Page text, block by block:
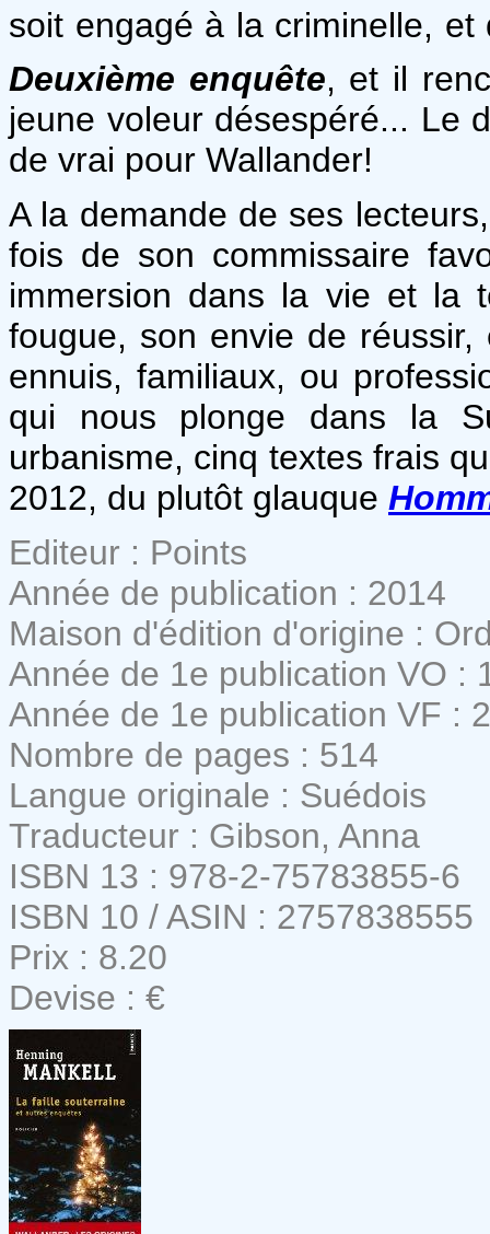
soit engagé à la criminelle, et
Deuxième enquête, et il
jeune voleur désespéré... Le
de vrai pour Wallander!
A la demande de ses
fois de son commissaire
immersion dans la vie et la
fougue, son envie de
ennuis, familiaux, ou
qui nous plonge dans la
urbanisme, cinq textes frais
2012, du plutôt glauque
Editeur : Points
Année de publication : 2014
Maison d'édition d'origine :
Année de 1e publication VO :
Année de 1e publication VF :
Nombre de pages : 514
Langue originale : Suédois
Traducteur : Gibson, Anna
ISBN 13 : 978-2-75783855-6
ISBN 10 / ASIN : 2757838555
Prix : 8.20
Devise : €